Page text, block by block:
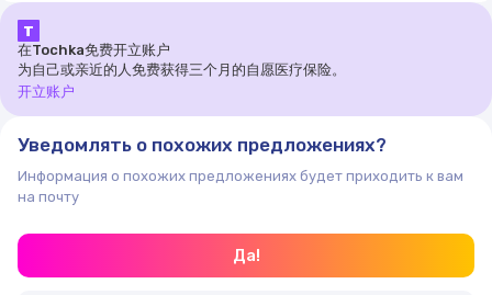
по вашим чертежам.Предоставляем услугу
ответственного хранения на крытом складе.Мы
предлагаем программу лояльности, позволяющую
получать скидки на закупку, обработку или
доставку металлопроката.Преимущества работы с
нами:Товар в наличии на складе (более 5000
наименований).Официальная гарантия.Высокое
качество товаров.Оперативная доставка.Программа
Т
在Tochka免费开立账户
为自己或亲近的人免费获得三个月的自愿医疗保险。
开立账户
Уведомлять о похожих предложениях?
Информация о похожих предложениях будет приходить к вам
на почту
Да!